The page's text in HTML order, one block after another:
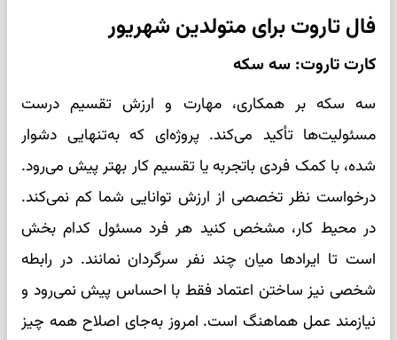
فال تاروت برای متولدین شهریور
کارت تاروت: سه سکه
سه سکه بر همکاری، مهارت و ارزش تقسیم درست
مسئولیت‌ها تأکید می‌کند. پروژه‌ای که به‌تنهایی دشوار
شده، با کمک فردی باتجربه یا تقسیم کار بهتر پیش می‌رود.
درخواست نظر تخصصی از ارزش توانایی شما کم نمی‌کند.
در محیط کار، مشخص کنید هر فرد مسئول کدام بخش
است تا ایرادها میان چند نفر سرگردان نمانند. در رابطه
شخصی نیز ساختن اعتماد فقط با احساس پیش نمی‌رود و
نیازمند عمل هماهنگ است. امروز به‌جای اصلاح همه چیز